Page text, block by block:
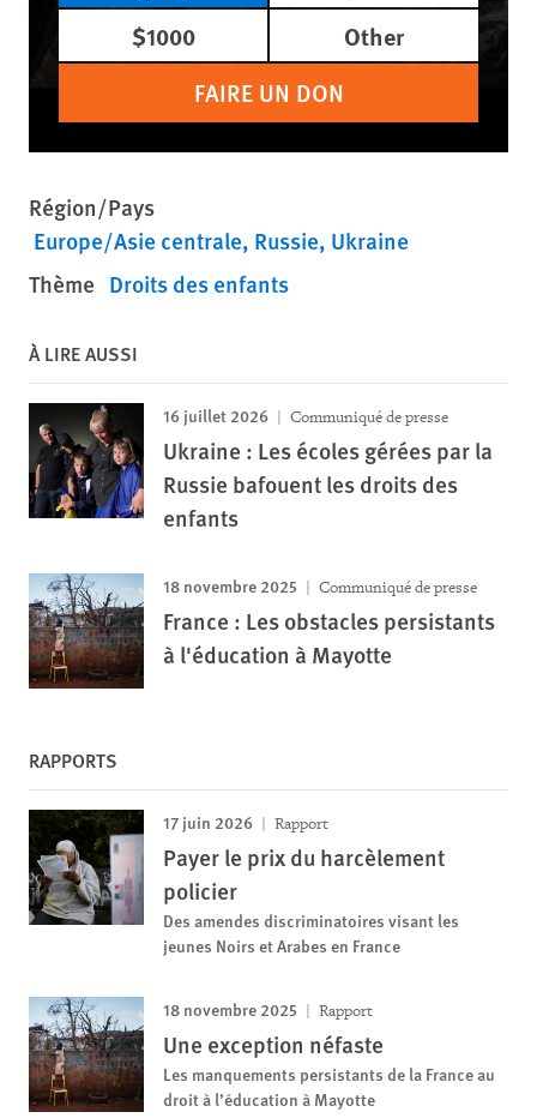
$1000
Other
FAIRE UN DON
Région/Pays
Europe/Asie centrale Russie Ukraine
Thème Droits des enfants
À LIRE AUSSI
16 juillet 2026 Communiqué de presse
Ukraine : Les écoles gérées par la
Russie bafouent les droits des
enfants
18 novembre 2025 Communiqué de presse
France : Les obstacles persistants
à l'éducation à Mayotte
RAPPORTS
17 juin 2026 Rapport
Payer le prix du harcèlement
policier
Des amendes discriminatoires visant les
jeunes Noirs et Arabes en France
18 novembre 2025 Rapport
Une exception néfaste
Les manquements persistants de la France au
droit à l’éducation à Mayotte